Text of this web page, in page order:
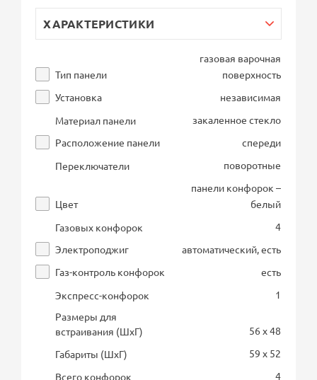
ХАРАКТЕРИСТИКИ
Тип панели
газовая варочная
поверхность
Установка
независимая
Материал панели
закаленное стекло
Расположение панели
спереди
Переключатели
поворотные
Цвет
панели конфорок –
белый
Газовых конфорок
4
Электроподжиг
автоматический, есть
Газ-контроль конфорок
есть
Экспресс-конфорок
1
Размеры для
встраивания (ШхГ)
56 x 48
Габариты (ШхГ)
59 x 52
Всего конфорок
4